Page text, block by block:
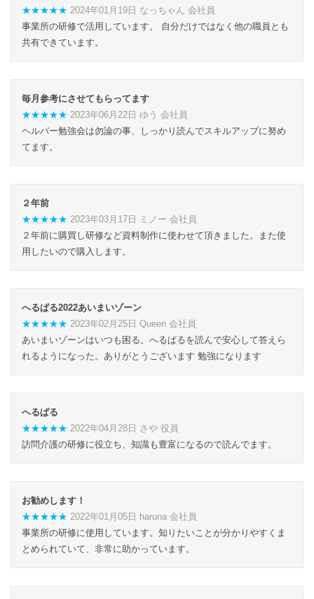
★★★★★ 2024年01月19日 なっちゃん 会社員
事業所の研修で活用しています。 自分だけではなく他の職員とも
共有できています。
毎月参考にさせてもらってます
★★★★★ 2023年06月22日 ゆう 会社員
ヘルパー勉強会は勿論の事、しっかり読んでスキルアップに努め
てます。
２年前
★★★★★ 2023年03月17日 ミノー 会社員
２年前に購買し研修など資料制作に使わせて頂きました。また使
用したいので購入します。
へるぱる2022あいまいゾーン
★★★★★ 2023年02月25日 Queen 会社員
あいまいゾーンはいつも困る。へるぱるを読んで安心して答えら
れるようになった。ありがとうございます 勉強になります
へるぱる
★★★★★ 2022年04月28日 さや 役員
訪問介護の研修に役立ち、知識も豊富になるので読んでます。
お勧めします！
★★★★★ 2022年01月05日 haruna 会社員
事業所の研修に使用しています。知りたいことが分かりやすくま
とめられていて、非常に助かっています。